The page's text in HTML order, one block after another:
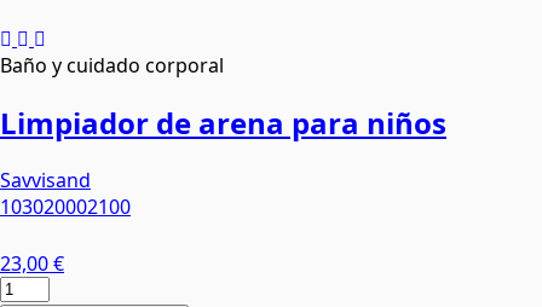
Baño y cuidado corporal
Limpiador de arena para niños
Savvisand
103020002100
23,00 €